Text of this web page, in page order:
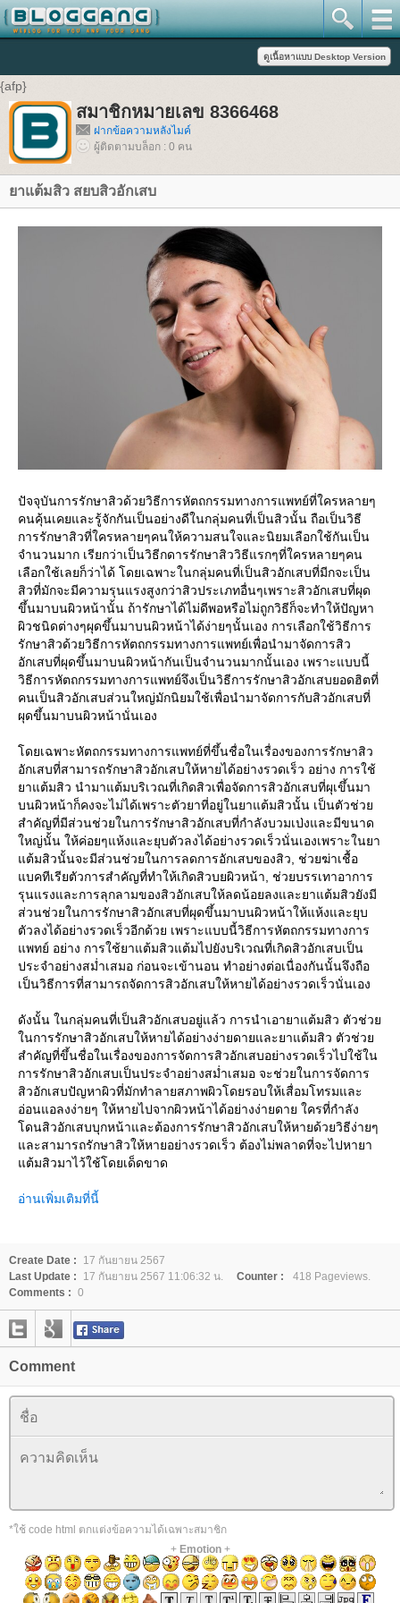
{afp}
สมาชิกหมายเลข 8366468
ฝากข้อความหลังไมค์
ผู้ติดตามบล็อก : 0 คน
ยาแต้มสิว สยบสิวอักเสบ
ปัจจุบันการรักษาสิวด้วยวิธีการหัตถกรรมทางการแพทย์ที่ใครหลายๆ
คนคุ้นเคยและรู้จักกันเป็นอย่างดีในกลุ่มคนที่เป็นสิวนั้น ถือเป็นวิธี
การรักษาสิวที่ใครหลายๆคนให้ความสนใจและนิยมเลือกใช้กันเป็น
จำนวนมาก เรียกว่าเป็นวิธีกดารรักษาสิววิธีแรกๆที่ใครหลายๆคน
เลือกใช้เลยก็ว่าได้ โดยเฉพาะในกลุ่มคนที่เป็นสิวอักเสบที่มีกจะเป็น
สิวที่มักจะมีความรุนแรงสูงกว่าสิวประเภทอื่นๆเพราะสิวอักเสบที่ผุด
ขึ้นมาบนผิวหน้านั้น ถ้ารักษาได้ไม่ดีพอหรือไม่ถูกวิธีก็จะทำให้ปัญหา
ผิวชนิดต่างๆผุดขึ้นมาบนผิวหน้าได้ง่ายๆนั้นเอง การเลือกใช้วิธีการ
รักษาสิวด้วยวิธีการหัตถกรรมทางการแพทย์เพื่อนำมาจัดการสิว
อักเสบที่ผุดขึ้นมาบนผิวหน้ากันเป็นจำนวนมากนั้นเอง เพราะแบบนี้
วิธีการหัตถกรรมทางการแพทย์จึงเป็นวิธีการรักษาสิวอักเสบยอดฮิตที่
คนเป็นสิวอักเสบส่วนใหญ่มักนิยมใช้เพื่อนำมาจัดการกับสิวอักเสบที่
ผุดขึ้นมาบนผิวหน้านั่นเอง
โดยเฉพาะหัตถกรรมทางการแพทย์ที่ขึ้นชื่อในเรื่องของการรักษาสิว
อักเสบที่สามารถรักษาสิวอักเสบให้หายได้อย่างรวดเร็ว อย่าง การใช้
ยาแต้มสิว นำมาแต้มบริเวณที่เกิดสิวเพื่อจัดการสิวอักเสบที่ผุเขึ้นมา
บนผิวหน้าก็คงจะไม่ได้เพราะตัวยาที่อยู่ในยาแต้มสิวนั้น เป็นตัวช่วย
สำคัญที่มีส่วนช่วยในการรักษาสิวอักเสบที่กำลังบวมเป่งและมีขนาด
ใหญ่นั้น ให้ค่อยๆแห้งและยุบตัวลงได้อย่างรวดเร็วนั่นเองเพราะในยา
แต้มสิวนั้นจะมีส่วนช่วยในการลดการอักเสบของสิว, ช่วยฆ่าเชื้อ
แบคทีเรียตัวการสำคัญที่ทำให้เกิดสิวบยผิวหน้า, ช่วยบรรเทาอาการ
รุนแรงและการลุกลามของสิวอักเสบให้ลดน้อยลงและยาแต้มสิวยังมี
ส่วนช่วยในการรักษาสิวอักเสบที่ผุดขึ้นมาบนผิวหน้าให้แห้งและยุบ
ตัวลงได้อย่างรวดเร็วอีกด้วย เพราะแบบนี้วิธีการหัตถกรรมทางการ
แพทย์ อย่าง การใช้ยาแต้มสิวแต้มไปยังบริเวณที่เกิดสิวอักเสบเป็น
ประจำอย่างสม่ำเสมอ ก่อนจะเข้านอน ทำอย่างต่อเนื่องกันนั้นจึงถือ
เป็นวิธีการที่สามารถจัดการสิวอักเสบให้หายได้อย่างรวดเร็วนั่นเอง
ดังนั้น ในกลุ่มคนที่เป็นสิวอักเสบอยู่แล้ว การนำเอายาแต้มสิว ตัวช่วย
ในการรักษาสิวอักเสบให้หายได้อย่างง่ายดายและยาแต้มสิว ตัวช่วย
สำคัญที่ขึ้นชื่อในเรื่องของการจัดการสิวอักเสบอย่างรวดเร็วไปใช้ใน
การรักษาสิวอักเสบเป็นประจำอย่างสม่ำเสมอ จะช่วยในการจัดการ
สิวอักเสบปัญหาผิวที่มักทำลายสภาพผิวโดยรอบให้เสื่อมโทรมและ
อ่อนแอลงง่ายๆ ให้หายไปจากผิวหน้าได้อย่างง่ายดาย ใครที่กำลัง
โดนสิวอักเสบบุกหน้าและต้องการรักษาสิวอักเสบให้หายด้วยวิธีง่ายๆ
และสามารถรักษาสิวให้หายอย่างรวดเร็ว ต้องไม่พลาดที่จะไปหายา
แต้มสิวมาไว้ใช้โดยเด็ดขาด
อ่านเพิ่มเติมที่นี้
Create Date :
17 กันยายน 2567
Last Update :
17 กันยายน 2567 11:06:32 น. Counter :
418 Pageviews.
Comments : 0
Comment
*ใช้ code html ตกแต่งข้อความได้เฉพาะสมาชิก
+ Emotion+